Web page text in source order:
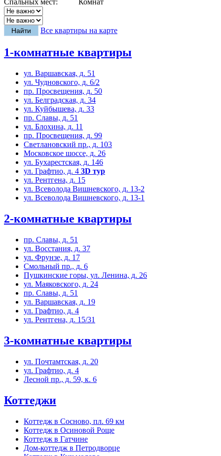
Спальных мест: Комнат
Все квартиры на карте
1-комнатные квартиры
ул. Варшавская, д. 51
ул. Чудновского, д. 6/2
пр. Просвещения, д. 50
ул. Белградская, д. 34
ул. Куйбышева, д. 33
пр. Славы, д. 51
ул. Блохина, д. 11
пр. Просвещения, д. 99
Светлановский пр., д. 103
Московское шоссе, д. 26
ул. Бухарестская, д. 146
ул. Графтио, д. 4 3D тур
ул. Рентгена, д. 15
ул. Всеволода Вишневского, д. 13-2
ул. Всеволода Вишневского, д. 13-1
2-комнатные квартиры
пр. Славы, д. 51
ул. Восстания, д. 37
ул. Фрунзе, д. 17
Смольный пр., д. 6
Пушкинские горы, ул. Ленина, д. 26
ул. Маяковского, д. 24
пр. Славы, д. 51
ул. Варшавская, д. 19
ул. Графтио, д. 4
ул. Рентгена, д. 15/31
3-комнатные квартиры
ул. Почтамтская, д. 20
ул. Графтио, д. 4
Лесной пр., д. 59, к. 6
Коттеджи
Коттедж в Сосново, пл. 69 км
Коттедж в Осиновой Роще
Коттедж в Гатчине
Дом-коттедж в Петродворце